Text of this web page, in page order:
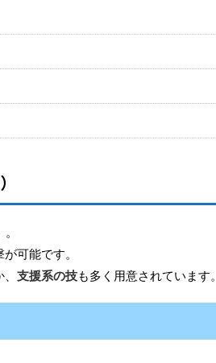
可能です。
支援系の技も多く用意されています。